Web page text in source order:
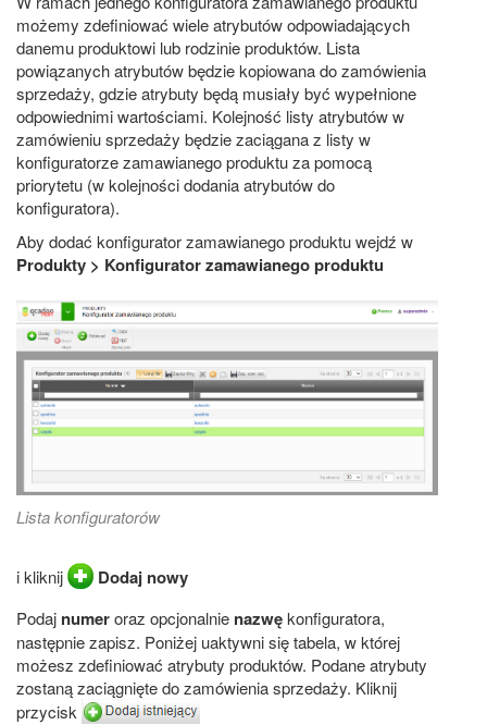
możemy zdefiniować wiele atrybutów odpowiadających
danemu produktowi lub rodzinie produktów. Lista
powiązanych atrybutów będzie kopiowana do zamówienia
sprzedaży, gdzie atrybuty będą musiały być wypełnione
odpowiednimi wartościami. Kolejność listy atrybutów w
zamówieniu sprzedaży będzie zaciągana z listy w
konfiguratorze zamawianego produktu za pomocą
priorytetu (w kolejności dodania atrybutów do
konfiguratora).
Aby dodać konfigurator zamawianego produktu wejdź w
Produkty > Konfigurator zamawianego produktu
Lista konfiguratorów
i kliknij Dodaj nowy
Podaj numeroraz opcjonalnie nazwękonfiguratora,
następnie zapisz. Poniżej uaktywni się tabela, w której
możesz zdefiniować atrybuty produktów. Podane atrybuty
zostaną zaciągnięte do zamówienia sprzedaży. Kliknij
przycisk